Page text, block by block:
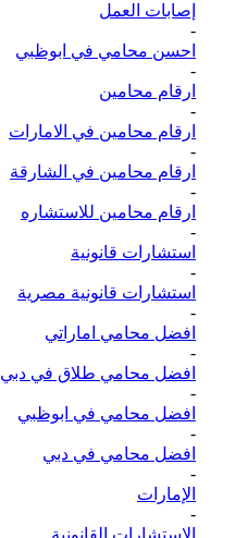
إصابات العمل
-
احسن محامي في ابوظبي
-
ارقام محامين
-
ارقام محامين في الامارات
-
ارقام محامين في الشارقة
-
ارقام محامين للاستشاره
-
استشارات قانونية
-
استشارات قانونية مصرية
-
افضل محامي اماراتي
-
افضل محامي طلاق في دبي
-
افضل محامي في ابوظبي
-
افضل محامي في دبي
-
الإمارات
-